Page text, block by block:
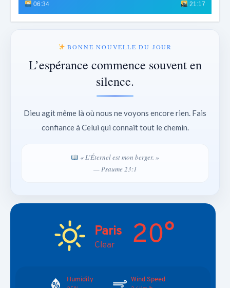
06:34
21:17
BONNE NOUVELLE DU JOUR
L’espérance commence souvent en
silence.
Dieu agit même là où nous ne voyons encore rien. Fais
confiance à Celui qui connaît tout le chemin.
« L’Éternel est mon berger. »
— Psaume 23:1
Paris
Clear 20°
Humidity Wind Speed